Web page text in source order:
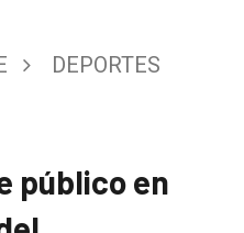
DEPORTES
público en